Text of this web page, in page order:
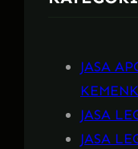
JASA
JASA
JASA